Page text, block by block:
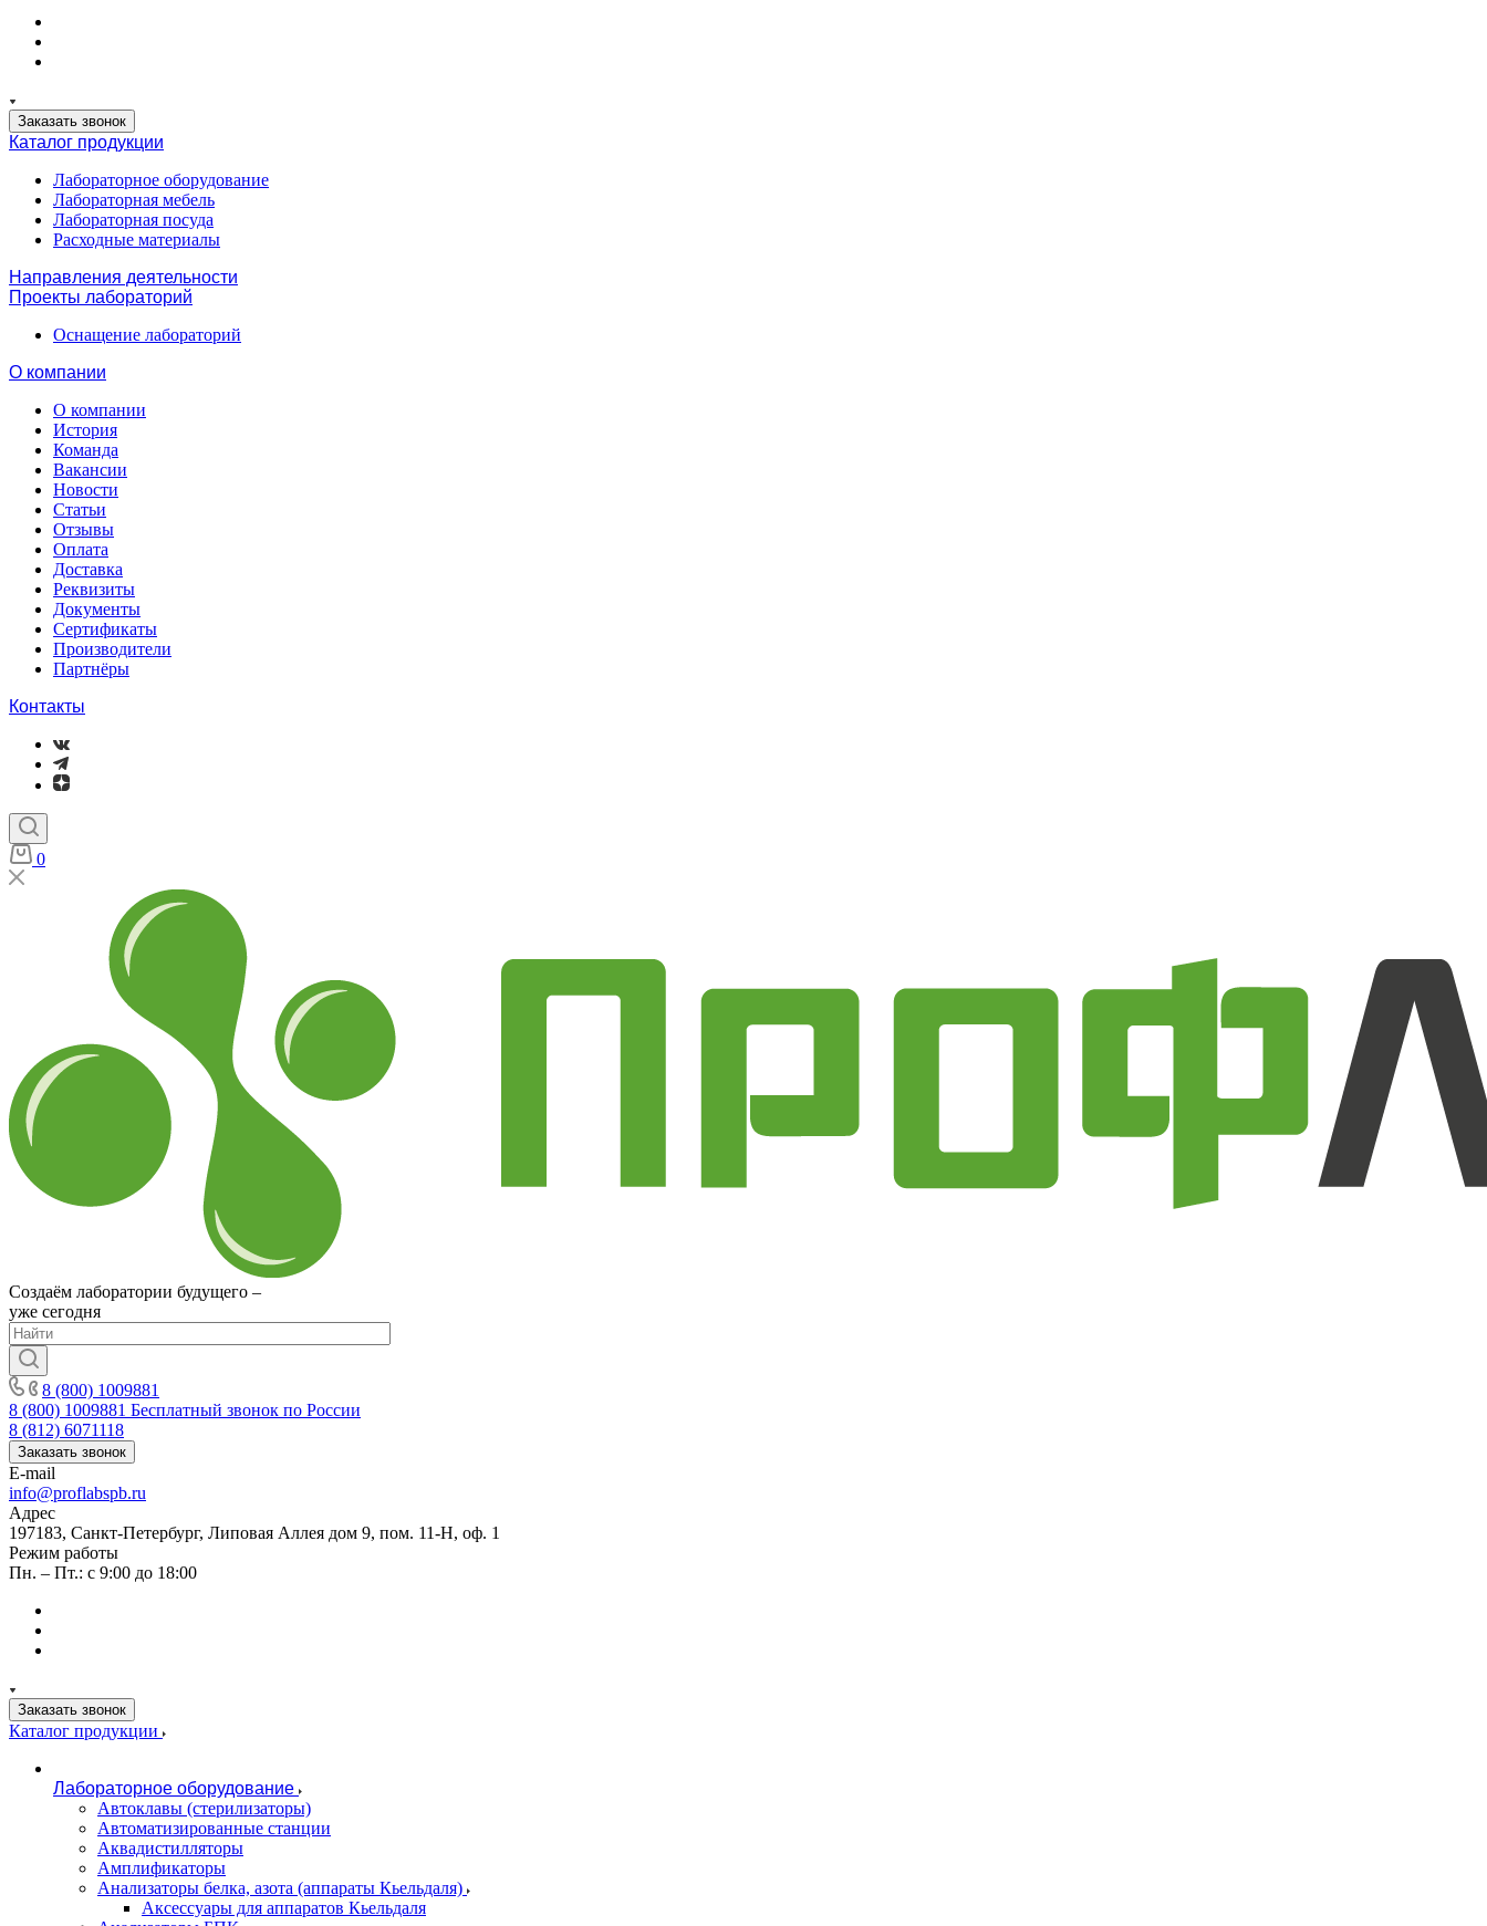
Заказать звонок
Каталог продукции
Лабораторное оборудование
Лабораторная мебель
Лабораторная посуда
Расходные материалы
Направления деятельности
Проекты лабораторий
Оснащение лабораторий
О компании
О компании
История
Команда
Вакансии
Новости
Статьи
Отзывы
Оплата
Доставка
Реквизиты
Документы
Сертификаты
Производители
Партнёры
Контакты
0
Создаём лаборатории будущего –
уже сегодня
8 (800) 1009881
8 (800) 1009881 Бесплатный звонок по России
8 (812) 6071118
Заказать звонок
E-mail
info@proflabspb.ru
Адрес
197183, Санкт-Петербург, Липовая Аллея дом 9, пом. 11-Н, оф. 1
Режим работы
Пн. – Пт.: с 9:00 до 18:00
Заказать звонок
Каталог продукции
Лабораторное оборудование
Автоклавы (стерилизаторы)
Автоматизированные станции
Аквадистилляторы
Амплификаторы
Анализаторы белка, азота (аппараты Кьельдаля)
Аксессуары для аппаратов Кьельдаля